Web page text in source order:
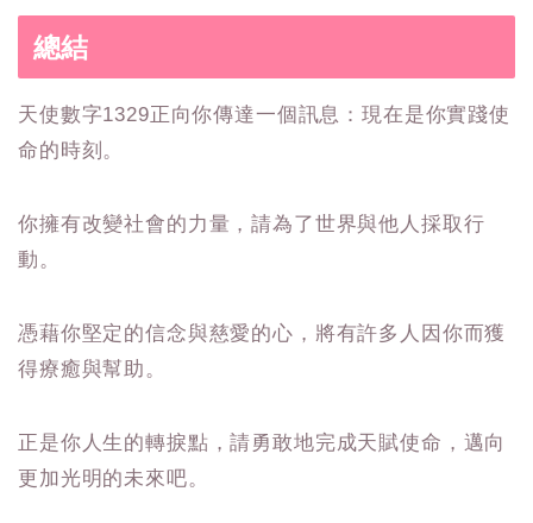
總結
天使數字1329正向你傳達一個訊息：現在是你實踐使
命的時刻。
你擁有改變社會的力量，請為了世界與他人採取行
動。
憑藉你堅定的信念與慈愛的心，將有許多人因你而獲
得療癒與幫助。
正是你人生的轉捩點，請勇敢地完成天賦使命，邁向
更加光明的未來吧。